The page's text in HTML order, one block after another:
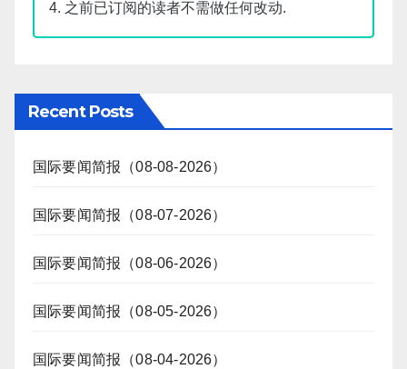
4. 之前已订阅的读者不需做任何改动.
Recent Posts
国际要闻简报（08-08-2026）
国际要闻简报（08-07-2026）
国际要闻简报（08-06-2026）
国际要闻简报（08-05-2026）
国际要闻简报（08-04-2026）